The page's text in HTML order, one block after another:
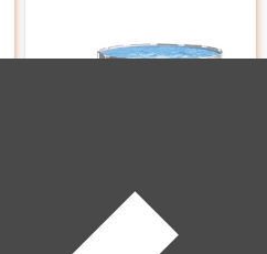
Бассейн каркасный,
круглый, 366х76см, в
комплекте фильтр-насос
220в 26712